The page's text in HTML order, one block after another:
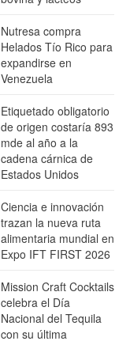
Nutresa compra
Helados Tío Rico para
expandirse en
Venezuela
Etiquetado obligatorio
de origen costaría 893
mde al año a la
cadena cárnica de
Estados Unidos
Ciencia e innovación
trazan la nueva ruta
alimentaria mundial en
Expo IFT FIRST 2026
Mission Craft Cocktails
celebra el Día
Nacional del Tequila
con su última